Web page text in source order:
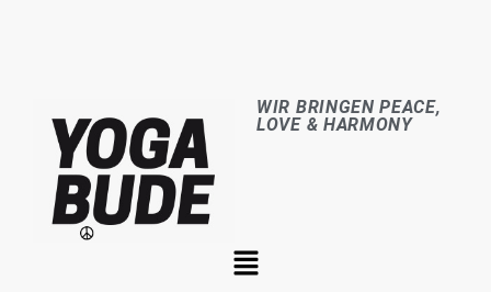
WIR BRINGEN PEACE,
LOVE & HARMONY